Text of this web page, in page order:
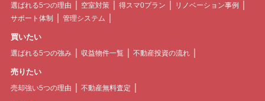
選ばれる5つの理由 空室対策 得スマ0プラン
リノベーション事例
サポート体制
管理システム
買いたい
選ばれる5つの強み 収益物件一覧 不動産投資の流れ
売りたい
売却強い5つの理由 不動産無料査定